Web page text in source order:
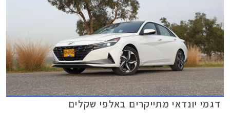
דגמי יונדאי מתייקרים באלפי שקלים